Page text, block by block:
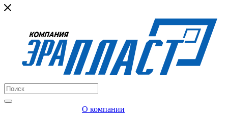
О компании